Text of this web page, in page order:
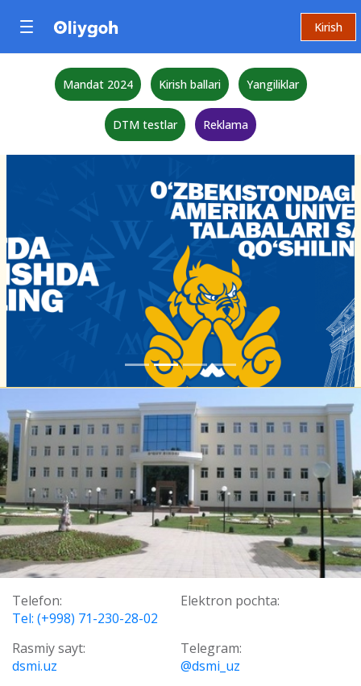
Kirish
Mandat 2024 Kirish ballari Yangiliklar
DTM testlar Reklama
Telefon:
Tel: (+998) 71-230-28-02
Elektron pochta:
Rasmiy sayt:
dsmi.uz
Telegram:
@dsmi_uz